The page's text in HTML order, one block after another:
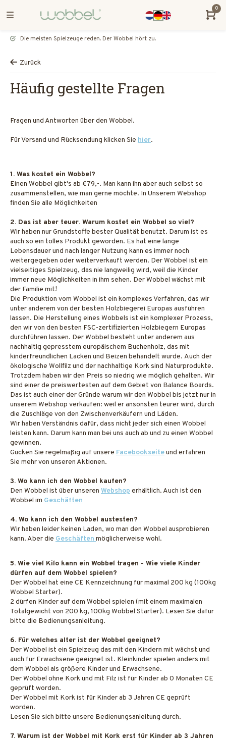
0
Die meisten Spielzeuge reden. Der Wobbel hört zu.
Zurück
Häufig gestellte Fragen
Fragen und Antworten über den Wobbel.
Für Versand und Rücksendung klicken Sie hier.
1. Was kostet ein Wobbel?
Einen Wobbel gibt's ab €79,-. Man kann ihn aber auch selbst so
zusammenstellen, wie man gerne möchte. In Unserem Webshop
finden Sie alle Möglichkeiten
2. Das ist aber teuer. Warum kostet ein Wobbel so viel?
Wir haben nur Grundstoffe bester Qualität benutzt. Darum ist es
auch so ein tolles Produkt geworden. Es hat eine lange
Lebensdauer und nach langer Nutzung kann es immer noch
weitergegeben oder weiterverkauft werden. Der Wobbel ist ein
vielseitiges Spielzeug, das nie langweilig wird, weil die Kinder
immer neue Möglichkeiten in ihm sehen. Der Wobbel wächst mit
der Familie mit!
Die Produktion vom Wobbel ist ein komplexes Verfahren, das wir
unter anderem von der besten Holzbiegerei Europas ausführen
lassen. Die Herstellung eines Wobbels ist ein komplexer Prozess,
den wir von den besten FSC-zertifizierten Holzbiegern Europas
durchführen lassen. Der Wobbel besteht unter anderem aus
nachhaltig gepresstem europäischem Buchenholz, das mit
kinderfreundlichen Lacken und Beizen behandelt wurde. Auch der
ökologische Wollfilz und der nachhaltige Kork sind Naturprodukte.
Trotzdem haben wir den Preis so niedrig wie möglich gehalten. Wir
sind einer de preiswertesten auf dem Gebiet von Balance Boards.
Das ist auch einer der Gründe warum wir den Wobbel bis jetzt nur in
unserem Webshop verkaufen: weil er ansonsten teurer wird, durch
die Zuschläge von den Zwischenverkäufern und Läden.
Wir haben Verständnis dafür, dass nicht jeder sich einen Wobbel
leisten kann. Darum kann man bei uns auch ab und zu einen Wobbel
gewinnen.
Gucken Sie regelmäßig auf unsere Facebookseiteund erfahren
Sie mehr von unseren Aktionen.
3. Wo kann ich den Wobbel kaufen?
Den Wobbel ist über unseren Webshop erhältlich. Auch ist den
Wobbel im Geschäften
4. Wo kann ich den Wobbel austesten?
Wir haben leider keinen Laden, wo man den Wobbel ausprobieren
kann. Aber die Geschäften möglicherweise wohl.
5. Wie viel Kilo kann ein Wobbel tragen - Wie viele Kinder
dürfen auf dem Wobbel spielen?
Der Wobbel hat eine CE Kennzeichnung für maximal 200 kg (100kg
Wobbel Starter).
2 dürfen Kinder auf dem Wobbel spielen (mit einem maximalen
Totalgewicht von 200 kg, 100kg Wobbel Starter). Lesen Sie dafür
bitte die Bedienungsanleitung.
6. Für welches alter ist der Wobbel geeignet?
Der Wobbel ist ein Spielzeug das mit den Kindern mit wächst und
auch für Erwachsene geeignet ist. Kleinkinder spielen anders mit
dem Wobbel als größere Kinder und Erwachsene.
Der Wobbel ohne Kork und mit Filz ist für Kinder ab 0 Monaten CE
geprüft worden.
Der Wobbel mit Kork ist für Kinder ab 3 Jahren CE geprüft
worden.
Lesen Sie sich bitte unsere Bedienungsanleitung durch.
7. Warum ist der Wobbel mit Kork erst für Kinder ab 3 Jahren